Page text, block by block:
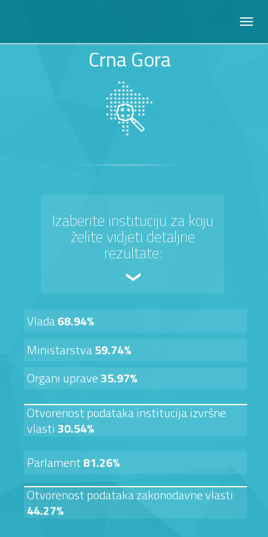
Crna Gora
Izaberite instituciju za koju
želite vidjeti detaljne
rezultate:
Vlada68.94%
Ministarstva59.74%
Organi uprave35.97%
Otvorenost podataka institucija izvršne
vlasti 30.54%
Parlament81.26%
Otvorenost podataka zakonodavne vlasti
44.27%